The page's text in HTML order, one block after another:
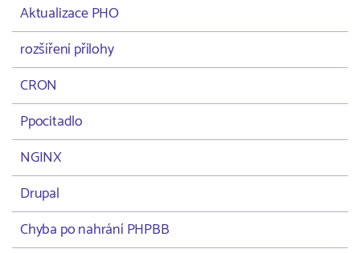
Aktualizace PHO
rozšíření přílohy
CRON
Ppocitadlo
NGINX
Drupal
Chyba po nahrání PHPBB